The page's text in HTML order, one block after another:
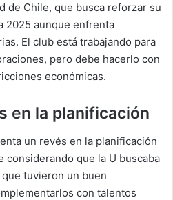
de Chile, que busca reforzar su
2025 aunque enfrenta
El club está trabajando para
pero debe hacerlo con
económicas.
en la planificación
un revés en la planificación
considerando que la U buscaba
tuvieron un buen
con talentos